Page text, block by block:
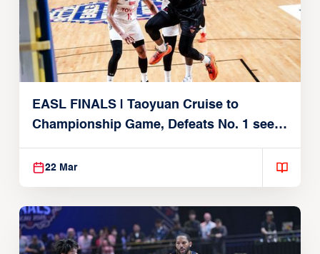
EASL FINALS | Taoyuan Cruise to
Championship Game, Defeats No. 1 seed
Alvark Tokyo
22 Mar